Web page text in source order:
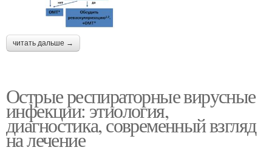
читать дальше →
Острые респираторные вирусные
инфекции: этиология,
диагностика, современный взгляд
на лечение